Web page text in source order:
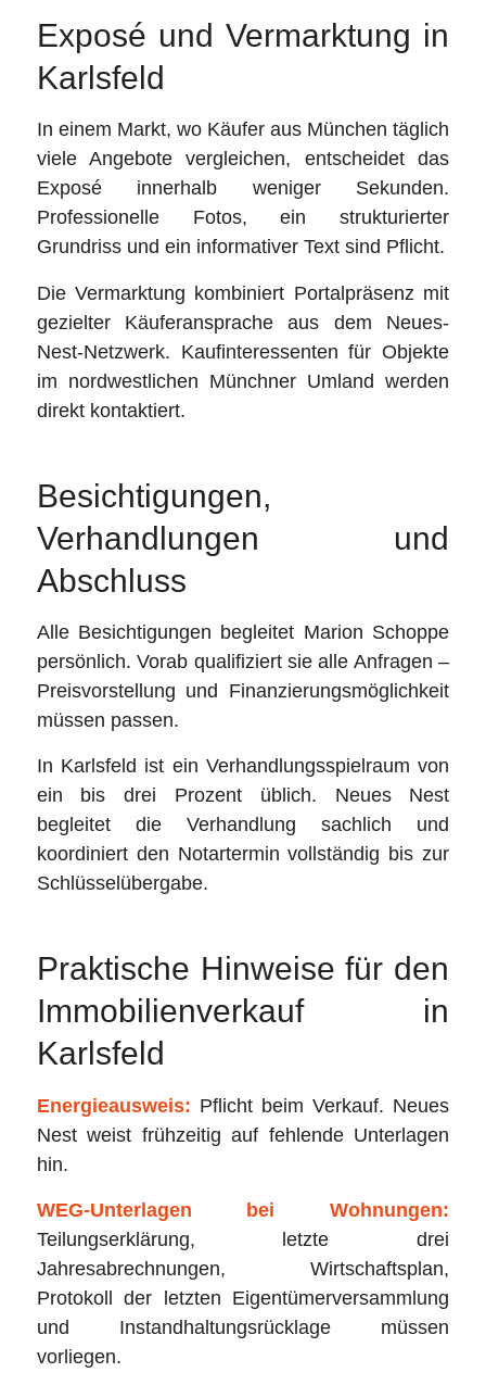
Exposé und Vermarktung in
Karlsfeld
In einem Markt, wo Käufer aus München täglich
viele Angebote vergleichen, entscheidet das
Exposé innerhalb weniger Sekunden.
Professionelle Fotos, ein strukturierter
Grundriss und ein informativer Text sind Pflicht.
Die Vermarktung kombiniert Portalpräsenz mit
gezielter Käuferansprache aus dem Neues-
Nest-Netzwerk. Kaufinteressenten für Objekte
im nordwestlichen Münchner Umland werden
direkt kontaktiert.
Besichtigungen,
Verhandlungen und
Abschluss
Alle Besichtigungen begleitet Marion Schoppe
persönlich. Vorab qualifiziert sie alle Anfragen –
Preisvorstellung und Finanzierungsmöglichkeit
müssen passen.
In Karlsfeld ist ein Verhandlungsspielraum von
ein bis drei Prozent üblich. Neues Nest
begleitet die Verhandlung sachlich und
koordiniert den Notartermin vollständig bis zur
Schlüsselübergabe.
Praktische Hinweise für den
Immobilienverkauf in
Karlsfeld
Energieausweis: Pflicht beim Verkauf. Neues
Nest weist frühzeitig auf fehlende Unterlagen
hin.
WEG-Unterlagen bei Wohnungen:
Teilungserklärung, letzte drei
Jahresabrechnungen, Wirtschaftsplan,
Protokoll der letzten Eigentümerversammlung
und Instandhaltungsrücklage müssen
vorliegen.